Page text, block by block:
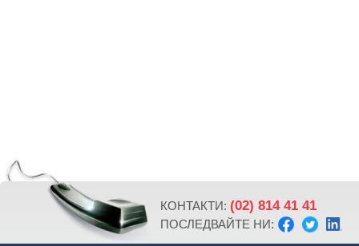
КОНТАКТИ: (02) 814 41 41
ПОСЛЕДВАЙТЕ НИ: